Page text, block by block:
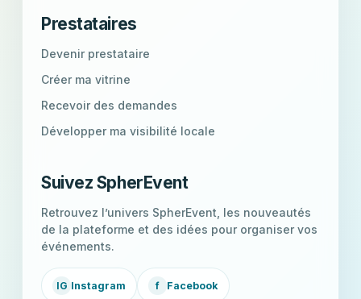
Prestataires
Devenir prestataire
Créer ma vitrine
Recevoir des demandes
Développer ma visibilité locale
Suivez SpherEvent
Retrouvez l’univers SpherEvent, les nouveautés
de la plateforme et des idées pour organiser vos
événements.
IG Instagram f Facebook